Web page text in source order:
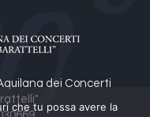
dei Concerti
che tu possa avere la